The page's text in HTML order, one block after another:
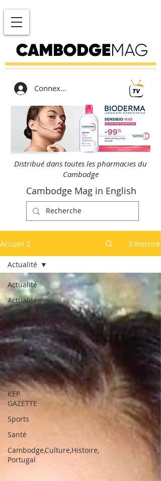
Connexion
Distribué dans toutes les pharmacies du
Cambodge
Cambodge Mag in English
Accueil 2 S'inscrire
Actualité
Actualité
Culture
Gastronomie
Société
Economie
Tourisme
KEP
GAZETTE
Sports
Santé
Cambodge,Culture,Histoire,
Portugal
Actualité